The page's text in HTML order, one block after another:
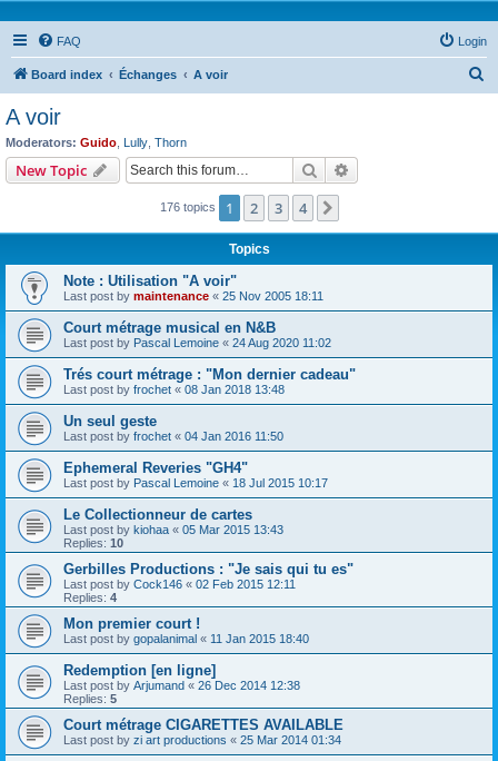
FAQ Login
Board index Échanges A voir
A voir
Moderators: Guido Lully Thorn
New Topic Search
176 topics 1 2 3 4
Topics
Note : Utilisation "A voir"
Last post by maintenance « 25 Nov 2005 18:11
Court métrage musical en N&B
Last post by Pascal Lemoine « 24 Aug 2020 11:02
Trés court métrage : "Mon dernier cadeau"
Last post by frochet « 08 Jan 2018 13:48
Un seul geste
Last post by frochet « 04 Jan 2016 11:50
Ephemeral Reveries "GH4"
Last post by Pascal Lemoine « 18 Jul 2015 10:17
Le Collectionneur de cartes
Last post by kiohaa « 05 Mar 2015 13:43
Replies: 10
Gerbilles Productions : "Je sais qui tu es"
Last post by Cock146 « 02 Feb 2015 12:11
Replies: 4
Mon premier court !
Last post by gopalanimal « 11 Jan 2015 18:40
Redemption [en ligne]
Last post by Arjumand « 26 Dec 2014 12:38
Replies: 5
Court métrage CIGARETTES AVAILABLE
Last post by zi art productions « 25 Mar 2014 01:34